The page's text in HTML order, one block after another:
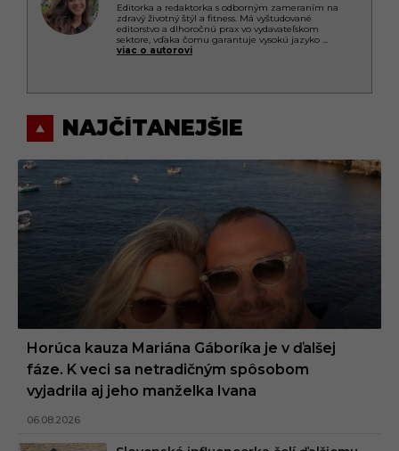
Editorka a redaktorka s odborným zameraním na
zdravý životný štýl a fitness. Má vyštudované
editorstvo a dlhoročnú prax vo vydavateľskom
sektore, vďaka čomu garantuje vysokú jazyko ...
viac o autorovi
NAJČÍTANEJŠIE
Horúca kauza Mariána Gáboríka je v ďalšej
fáze. K veci sa netradičným spôsobom
vyjadrila aj jeho manželka Ivana
06.08.2026